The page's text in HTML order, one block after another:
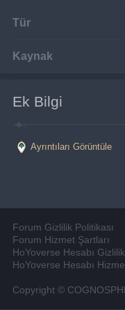
Tür
Kaynak
Ek Bilgi
Ayrıntıları Görüntüle
Forum Gizlilik Politikası
Forum Hizmet Şartları
HoYoverse Hesabı
HoYoverse Hesabı
Copyright ©